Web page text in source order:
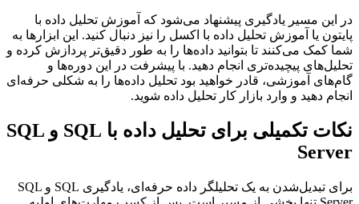
در این مسیر یادگیری پیشنهاد می‌شود که آموزش تحلیل داده با
پایتون یا آموزش تحلیل داده با اکسل را نیز دنبال کنید. این ابزارها به
شما کمک می‌کنند تا بتوانید داده‌ها را به طور دقیق‌تر پردازش کرده و
تحلیل‌های پیچیده‌تری انجام دهید. با پیشرفت در این دوره‌ها و
گام‌های آموزشی، قادر خواهید بود تحلیل داده‌ها را به شکلی حرفه‌ای
انجام دهید و وارد بازار کار تحلیل داده شوید.
نکات تکمیلی برای تحلیل داده با SQL و SQL
Server
برای تبدیل‌شدن به یک تحلیلگر داده حرفه‌ای، یادگیری SQL و SQL